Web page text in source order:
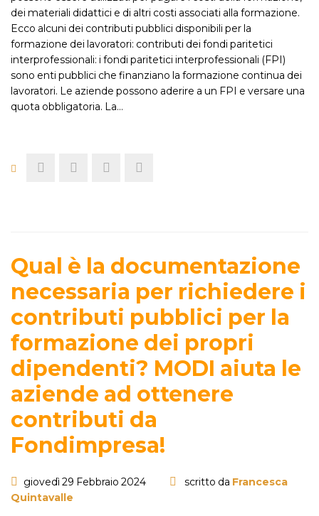
dei materiali didattici e di altri costi associati alla formazione.
Ecco alcuni dei contributi pubblici disponibili per la
formazione dei lavoratori: contributi dei fondi paritetici
interprofessionali: i fondi paritetici interprofessionali (FPI)
sono enti pubblici che finanziano la formazione continua dei
lavoratori. Le aziende possono aderire a un FPI e versare una
quota obbligatoria. La…
Qual è la documentazione
necessaria per richiedere i
contributi pubblici per la
formazione dei propri
dipendenti? MODI aiuta le
aziende ad ottenere
contributi da
Fondimpresa!
giovedì 29 Febbraio 2024 scritto da Francesca
Quintavalle